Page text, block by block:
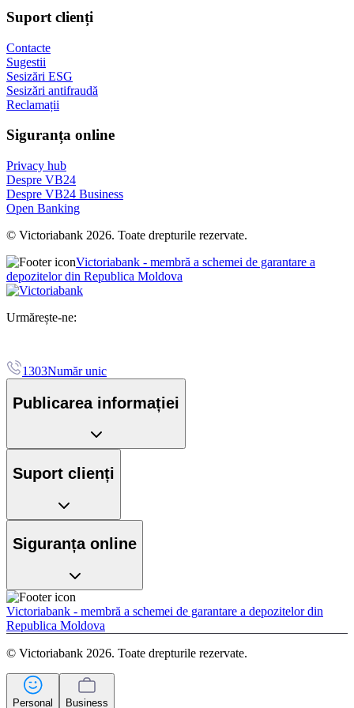
Suport clienți
Contacte
Sugestii
Sesizări ESG
Sesizări antifraudă
Reclamații
Siguranța online
Privacy hub
Despre VB24
Despre VB24 Business
Open Banking
© Victoriabank 2026. Toate drepturile rezervate.
Victoriabank - membră a schemei de garantare a
depozitelor din Republica Moldova
Urmărește-ne:
1303Număr unic
Publicarea informației
Suport clienți
Siguranța online
Victoriabank - membră a schemei de garantare a depozitelor din
Republica Moldova
© Victoriabank 2026. Toate drepturile rezervate.
Personal Business